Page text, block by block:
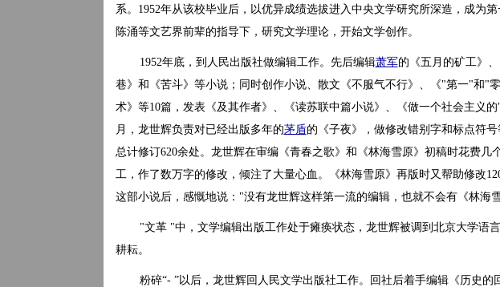
系。1952年从该校毕业后，以优异成绩选拔进入中央文学研究所深造，成为
陈涌等文艺界前辈的指导下，研究文学理论，开始文学创作。
1952年底，到人民出版社做编辑工作。先后编辑萧军的《五月的矿工》
巷》和《苦斗》等小说；同时创作小说、散文《不服气不行》、《"第一"和"
术》等10篇，发表《及其作者》、《读苏联中篇小说》、《做一个社会主义
月，龙世辉负责对已经出版多年的茅盾的《子夜》，做修改错别字和标点符号
总计修订620余处。龙世辉在审编《青春之歌》和《林海雪原》初稿时花费几
工，作了数万字的修改，倾注了大量心血。《林海雪原》再版时又帮助修改120
这部小说后，感慨地说："没有龙世辉这样第一流的编辑，也就不会有《林海
"文革 "中，文学编辑出版工作处于瘫痪状态，龙世辉被调到北京大学语
耕耘。
粉碎“- ”以后，龙世辉回人民文学出版社工作。回社后着手编辑《历史